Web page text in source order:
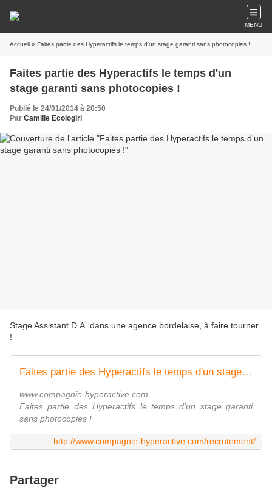
MENU
Accueil » Faites partie des Hyperactifs le temps d'un stage garanti sans photocopies !
Faites partie des Hyperactifs le temps d'un
stage garanti sans photocopies !
Publié le 24/01/2014 à 20:50
Par Camille Ecologirl
Stage Assistant D.A. dans une agence bordelaise, à faire tourner
!
Faites partie des Hyperactifs le temps d'un stage garanti sans photocopies !
www.compagnie-hyperactive.com
Faites partie des Hyperactifs le temps d'un stage garanti
sans photocopies !
http://www.compagnie-hyperactive.com/recrutement/
Partager